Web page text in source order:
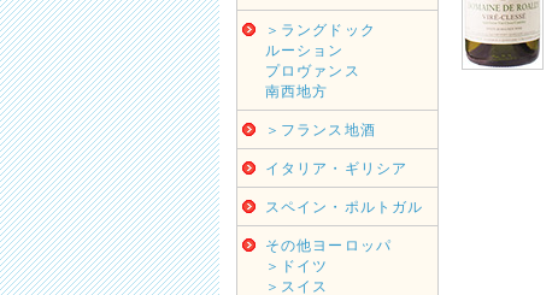
＞ラングドック
ルーション
プロヴァンス
南西地方
＞フランス地酒
イタリア・ギリシア
スペイン・ポルトガル
その他ヨーロッパ
＞ドイツ
＞スイス